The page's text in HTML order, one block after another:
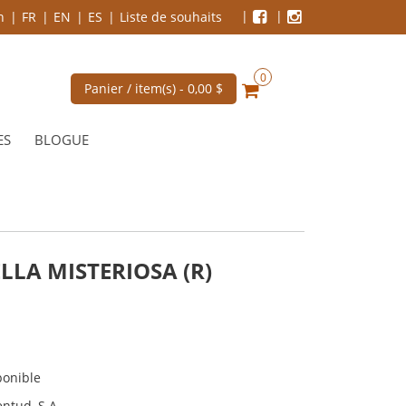
FR EN ES Liste de souhaits
Panier / item(s) - 0,00 $
0
BLOGUE
MISTERIOSA (R)